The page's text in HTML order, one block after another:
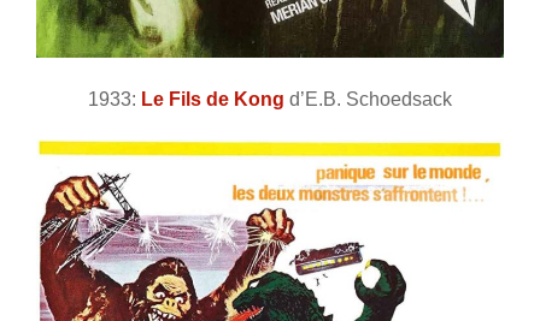
1933: Le Fils de Kong d’E.B. Schoedsack